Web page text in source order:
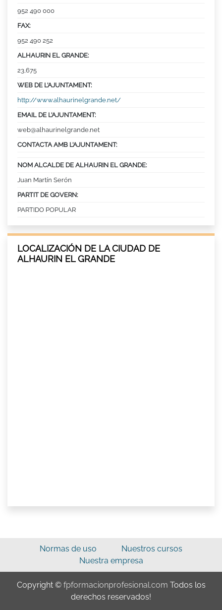
952 490 000
FAX:
952 490 252
ALHAURIN EL GRANDE:
23,675
WEB DE L’AJUNTAMENT:
http://www.alhaurinelgrande.net/
EMAIL DE L’AJUNTAMENT:
web@alhaurinelgrande.net
CONTACTA AMB L’AJUNTAMENT:
NOM ALCALDE DE ALHAURIN EL GRANDE:
Juan Martín Serón
PARTIT DE GOVERN:
PARTIDO POPULAR
LOCALIZACIÓN DE LA CIUDAD DE
ALHAURIN EL GRANDE
Normas de uso
Nuestros cursos
Nuestra empresa
Copyright © fpformacionprofesional.com Todos los
derechos reservados!